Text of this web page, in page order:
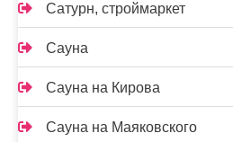
Сатурн, строймаркет
Сауна
Сауна на Кирова
Сауна на Маяковского